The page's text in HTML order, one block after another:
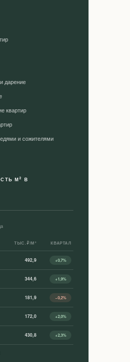
дарение
квартир
и сожителями
М2 В
ТЫС. ₽/М² КВАРТАЛ
492,9 +0,7%
344,6 +1,9%
181,9 −0,2%
172,0 +2,0%
430,8 +2,3%